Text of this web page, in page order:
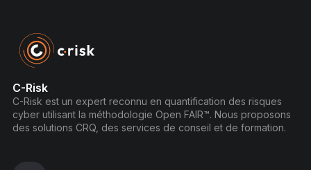
C-Risk
C-Risk est un expert reconnu en quantification des risques
cyber utilisant la méthodologie Open FAIR™. Nous proposons
des solutions CRQ, des services de conseil et de formation.